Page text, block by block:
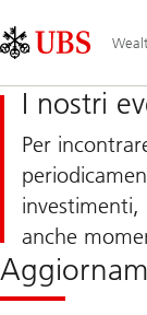
Links
Area
I nostri
Per
investimenti,
anche